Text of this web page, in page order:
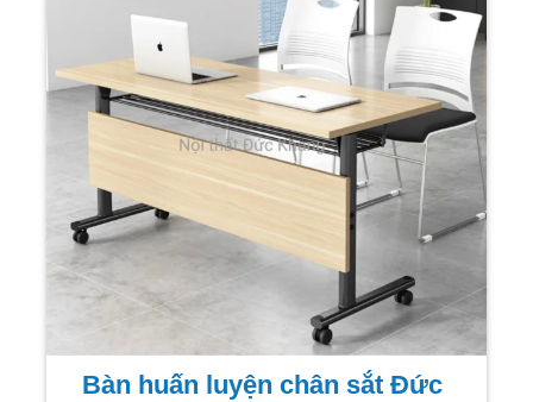
Bàn huấn luyện chân sắt Đức